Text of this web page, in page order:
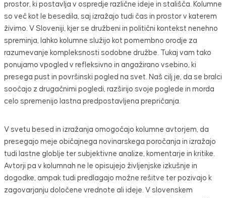
prostor, ki postavlja v ospredje različne ideje in stališča. Kolumne
so več kot le besedila, saj izražajo tudi čas in prostor v katerem
živimo. V Sloveniji, kjer se družbeni in politični kontekst nenehno
spreminja, lahko kolumne služijo kot pomembno orodje za
razumevanje kompleksnosti sodobne družbe. Tukaj vam tako
ponujamo vpogled v refleksivno in angažirano vsebino, ki
presega pust in površinski pogled na svet. Naš cilj je, da se bralci
soočajo z drugačnimi pogledi, razširijo svoje poglede in morda
celo spremenijo lastna predpostavljena prepričanja.
V svetu besed in izražanja omogočajo kolumne avtorjem, da
presegajo meje običajnega novinarskega poročanja in izražajo
tudi lastne globlje ter subjektivne analize, komentarje in kritike.
Avtorji pa v kolumnah ne le opisujejo življenjske izkušnje in
dogodke, ampak tudi predlagajo možne rešitve ter pozivajo k
zagovarjanju določene vrednote ali ideje. V slovenskem